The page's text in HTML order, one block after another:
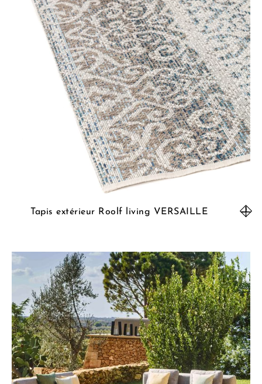
Tapis extérieur Roolf living VERSAILLE